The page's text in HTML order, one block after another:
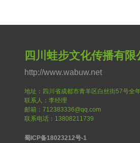
四川蛙步文化传播有限
http://www.wabuw.net
地址：四川省成都市青羊区白丝街57号全
联系人：李经理
邮箱：712383336@qq.com
联系电话：13808211739
蜀ICP备18023212号-1